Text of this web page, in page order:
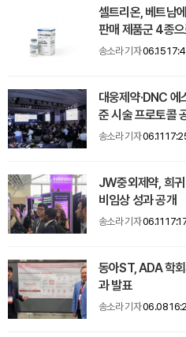
셀트리온, 베트남
판매 제품군 4종
송소라 기자06.15
대웅제약·DNC
준 시술 프로토콜
송소라 기자06.11
JW중외제약, 희
비임상 성과 공개
송소라 기자06.11
동아ST, ADA 학
과 발표
송소라 기자06.08